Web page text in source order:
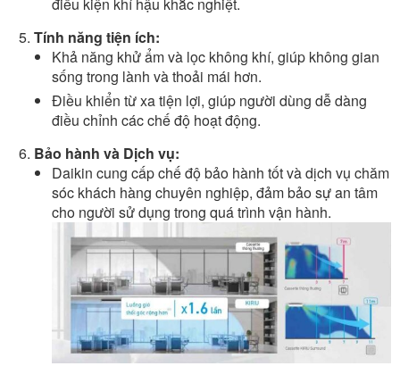
điều kiện khí hậu khắc nghiệt.
Tính năng tiện ích:
Khả năng khử ẩm và lọc không khí, giúp không gian
sống trong lành và thoải mái hơn.
Điều khiển từ xa tiện lợi, giúp người dùng dễ dàng
điều chỉnh các chế độ hoạt động.
Bảo hành và Dịch vụ:
Daikin cung cấp chế độ bảo hành tốt và dịch vụ chăm
sóc khách hàng chuyên nghiệp, đảm bảo sự an tâm
cho người sử dụng trong quá trình vận hành.